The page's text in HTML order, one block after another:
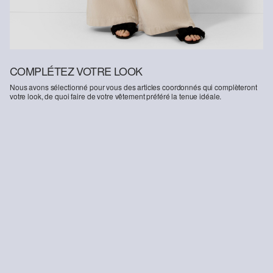
COMPLÉTEZ VOTRE LOOK
Nous avons sélectionné pour vous des articles coordonnés qui complèteront
votre look, de quoi faire de votre vêtement préféré la tenue idéale.